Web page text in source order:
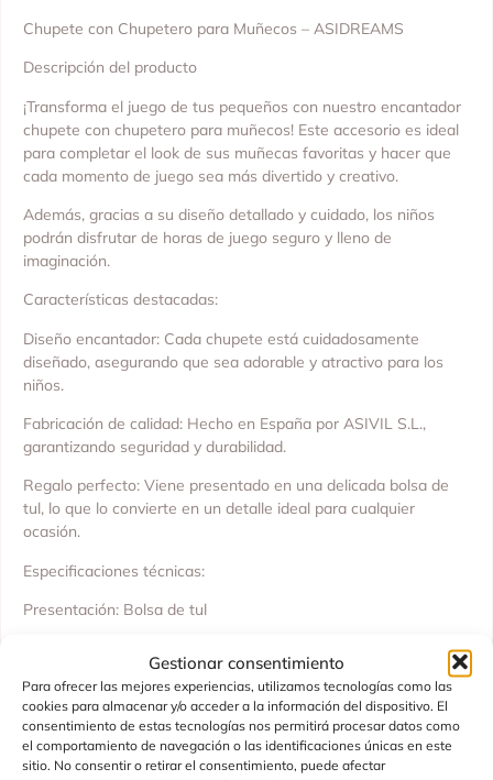
Gestionar consentimiento
Para ofrecer las mejores experiencias, utilizamos tecnologías como las
cookies para almacenar y/o acceder a la información del dispositivo. El
consentimiento de estas tecnologías nos permitirá procesar datos como
el comportamiento de navegación o las identificaciones únicas en este
sitio. No consentir o retirar el consentimiento, puede afectar
Chupete con Chupetero para Muñecos – ASIDREAMS
Descripción del producto
¡Transforma el juego de tus pequeños con nuestro encantador
chupete con chupetero para muñecos! Este accesorio es ideal
para completar el look de sus muñecas favoritas y hacer que
cada momento de juego sea más divertido y creativo.
Además, gracias a su diseño detallado y cuidado, los niños
podrán disfrutar de horas de juego seguro y lleno de
imaginación.
Características destacadas:
Diseño encantador: Cada chupete está cuidadosamente
diseñado, asegurando que sea adorable y atractivo para los
niños.
Fabricación de calidad: Hecho en España por ASIVIL S.L.,
garantizando seguridad y durabilidad.
Regalo perfecto: Viene presentado en una delicada bolsa de
tul, lo que lo convierte en un detalle ideal para cualquier
ocasión.
Especificaciones técnicas:
Presentación: Bolsa de tul
Origen: Fabricado en España
Fabricante: ASIVIL S.L.
En resumen, este chupete con chupetero para muñecos es